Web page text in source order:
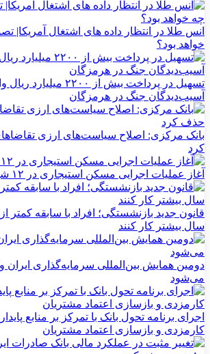
انس طلا در انتظار داده های اشتغال آمریکا|
خواهد بود؟
تسهیل در پرداخت بیش از
آسیب‌دیدگان جنگ در هرمزگان
بانک مرکزی: اصلاح سیاست‌های ارزی
کرد
آغاز عملیات اجرایی مسکن استیجاری در ۱۲ شهر جدید
سال بیشتر کار کنند
دومین همایش بین‌المللی سرمایه‌گذاری ایران و
می‌شود
اجرای برنامه تحول بانک با تمرکز بر منابع
کارمزدی و بازسازی اعتماد مشتریان